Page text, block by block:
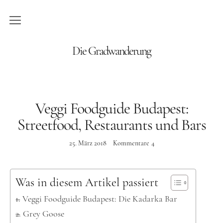
Die Gradwanderung
Blog
Roadtrips
Reisen
Namibia
Seychellen
Amerika
Veggi Foodguide Budapest:
Streetfood, Restaurants und Bars
25. März 2018 Kommentare 4
Was in diesem Artikel passiert
Veggi Foodguide Budapest: Die Kadarka Bar
Grey Goose